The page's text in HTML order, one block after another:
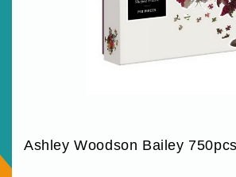
Ashley Woodson Bailey